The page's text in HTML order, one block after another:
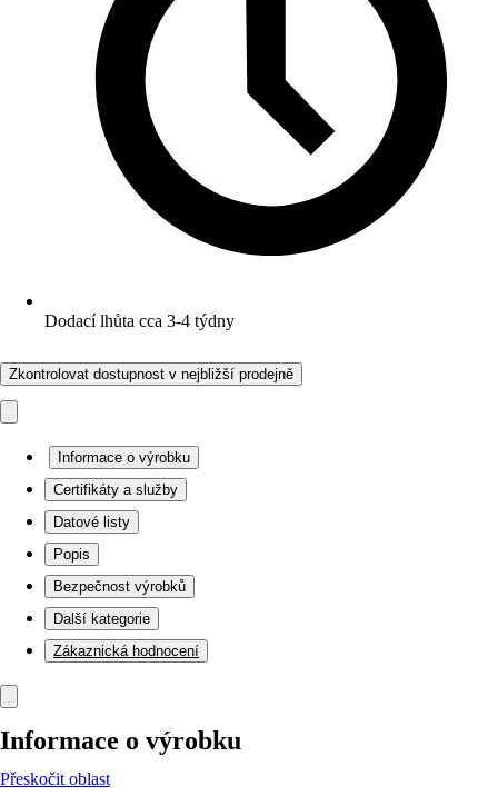
Dodací lhůta cca 3-4 týdny
Zkontrolovat dostupnost v nejbližší prodejně
Informace o výrobku
Certifikáty a služby
Datové listy
Popis
Bezpečnost výrobků
Další kategorie
Zákaznická hodnocení
Informace o výrobku
Přeskočit oblast